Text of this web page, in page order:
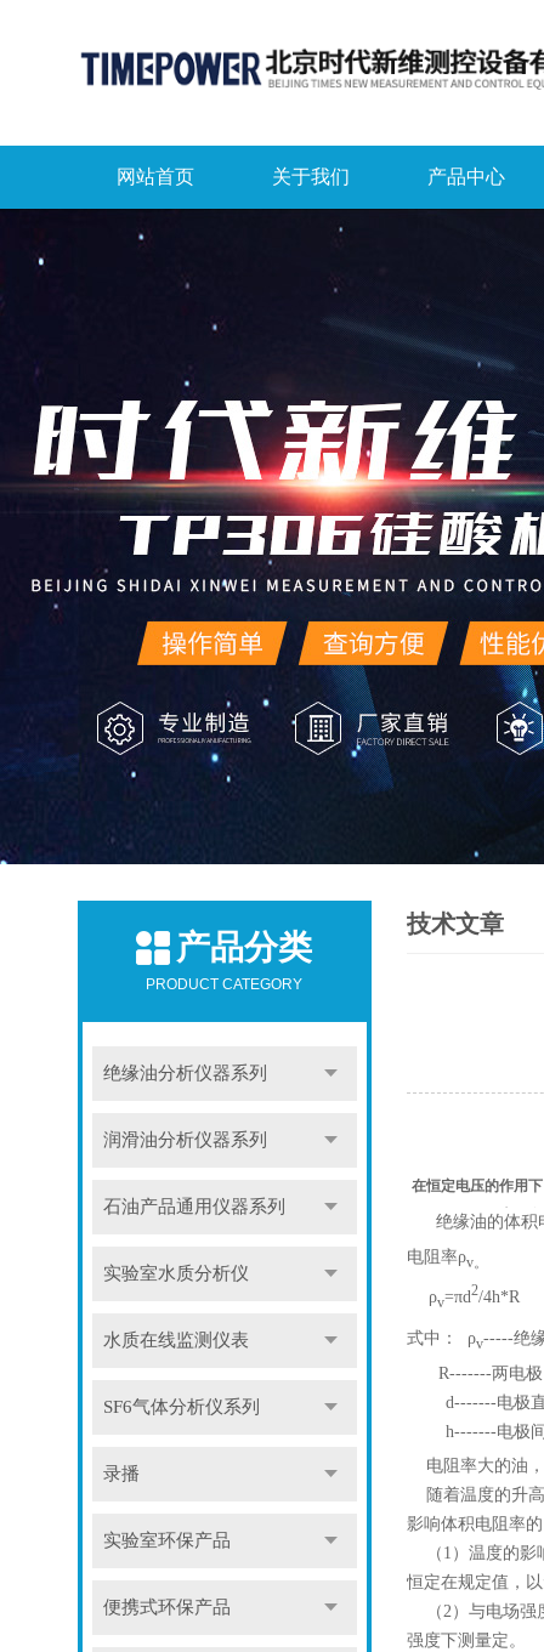
网站首页 关于我们 产品中心
产品分类
PRODUCT CATEGORY
绝缘油分析仪器系列
润滑油分析仪器系列
石油产品通用仪器系列
实验室水质分析仪
水质在线监测仪表
SF6气体分析仪系列
录播
实验室环保产品
便携式环保产品
技术文章
在恒定电压的作用
是表示
绝缘油的体积
电阻率ρv。
ρv=πd2/4h*R
式中： ρv-----绝
R-------两电
d-------电极直
h-------电极间
电阻率大的油，
随着温度的升高
影响体积电阻率
（1）温度的影
恒定在规定值，
（2）与电场强
强度下测量定。